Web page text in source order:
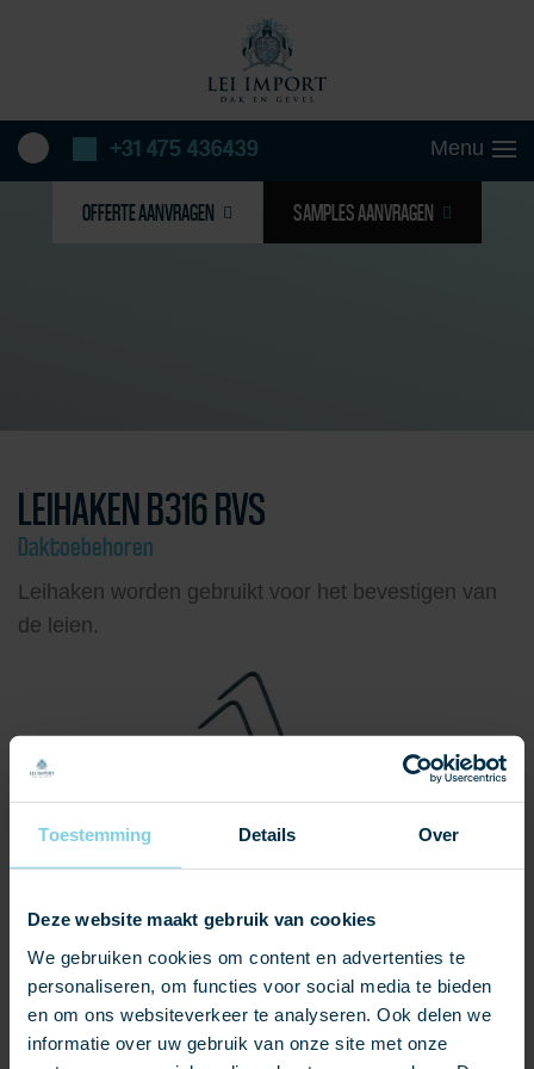
Toestemming Details Over
Deze website maakt gebruik van cookies
We gebruiken cookies om content en advertenties te
personaliseren, om functies voor social media te bieden
en om ons websiteverkeer te analyseren. Ook delen we
informatie over uw gebruik van onze site met onze
+31 475 436439
OFFERTE AANVRAGEN SAMPLES AANVRAGEN
LEIHAKEN B316 RVS
Daktoebehoren
Leihaken worden gebruikt voor het bevestigen van
de leien.
Leihaken worden gebruikt voor het bevestigen van de
lengte van het onderste omgebogen gedeelte. De haak
aan de onderzijde moet afgestemd zijn op de leidikte.